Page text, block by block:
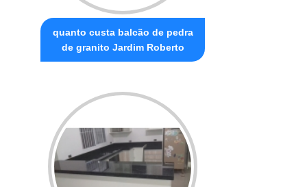
quanto custa balcão de pedra
de granito Jardim Roberto